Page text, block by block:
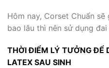
Hôm nay, Corset Chuẩn sẽ
bao lâu thì nên sử dụng đai
THỜI ĐIỂM LÝ TƯỞNG ĐỂ
LATEX SAU SINH